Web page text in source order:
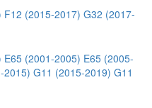
F12 (2015-2017) G32 (2017-
E65 (2001-2005) E65 (2005-
2015) G11 (2015-2019) G11